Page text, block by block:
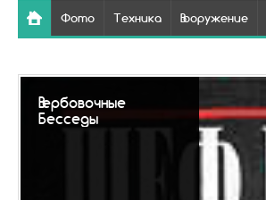
Фото Техника Вооружение
Так выглядели
похоронки